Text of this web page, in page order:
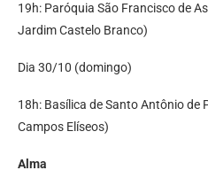
19h: Paróquia São Francisco de
Jardim Castelo Branco)
Dia 30/10 (domingo)
18h: Basílica de Santo Antônio de
Campos Elíseos)
Alma